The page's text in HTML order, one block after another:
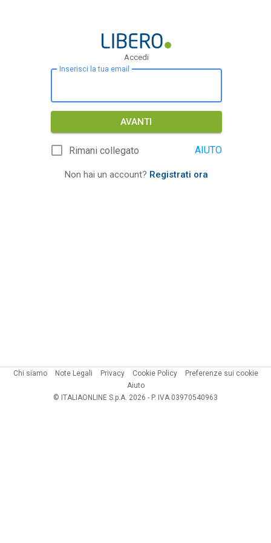
Accedi
Inserisci la tua email
AVANTI
Rimani collegato AIUTO
Non hai un account? Registrati ora
Chi siamo Note Legali Privacy Cookie Policy
Preferenze sui cookie
Aiuto
© ITALIAONLINE S.p.A. 2026 - P. IVA 03970540963